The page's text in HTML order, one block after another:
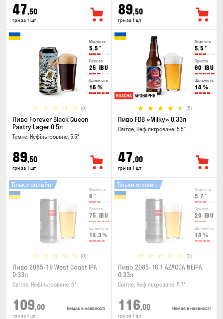
47,50
грн за 1 шт
89,50
грн за 1 шт
Міцність
5.5 °
Гіркота
25 IBU
Щільність
16 %
(0)
Пиво Forever Black Queen
Pastry Lager 0.5л
Темне, Нефільтроване, 5.5°
89,50
грн за 1 шт
Міцність
5.5 °
Гіркота
60 IBU
Щільність
14 %
(5)
Пиво FDB «Milky» 0.33л
Світле, Нефільтроване, 5.5°
47,00
грн за 1 шт
Міцність
6 °
Гіркота
75 IBU
Щільність
14.3 %
(0)
Тільки онлайн
Пиво 2085-19 West Coast IPA
0.33л
Світле, Нефільтроване, 6°
109,00
грн за 1 шт
Немає в наявності
Міцність
5.7 °
Гіркота
20 IBU
Щільність
14 %
(0)
Тільки онлайн
Пиво 2085-16.1 AZACCA NEIPA
0.33л
Світле, Нефільтроване, 5.7°
116,00
грн за 1 шт
Немає в наявності